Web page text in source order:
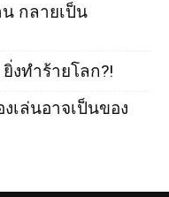
กลายเป็น
งทำร้ายโลก?!
งเล่นอาจเป็นของ